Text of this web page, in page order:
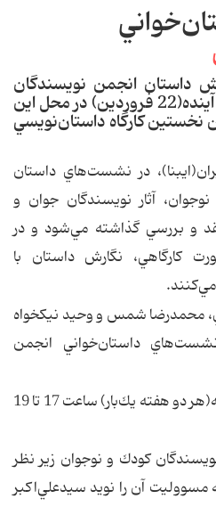
داستان انجمن نويسندگان
كودك و نوجوان از يكشنبه آينده(22 فروردين) در محل اين
كارگاه داستان‌نويسي
در نشست‌هاي داستان
آثار نويسندگان جوان و
و بررسي گذاشته مي‌شود و در
كارگاهي، نگارش داستان با
محمدرضا شمس و وحيد نيكخواه
داستان‌خواني انجمن
اين نشست‌ها روزهاي يكشنبه(هر دو هفته يك‌بار) ساعت 17 تا 19
كودك و نوجوان زير نظر
مسووليت آن را نويد سيدعلي‌اكبر